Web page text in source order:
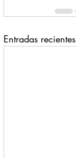
Entradas recientes